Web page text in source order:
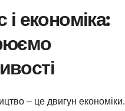
і економіка:
– це двигун економіки.